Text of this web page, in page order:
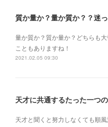
量か質か？ 質か量か？ どちらも
こともありますね！
2021.02.05 09:30
天才に共通するたった一つ
天才と聞くと 努力しなくても 順